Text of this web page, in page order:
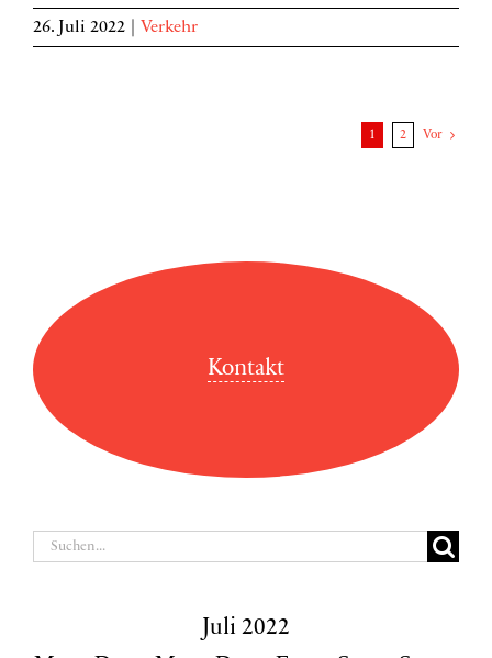
26. Juli 2022 Verkehr
1 2 Vor
Kontakt
Suche
Juli 2022